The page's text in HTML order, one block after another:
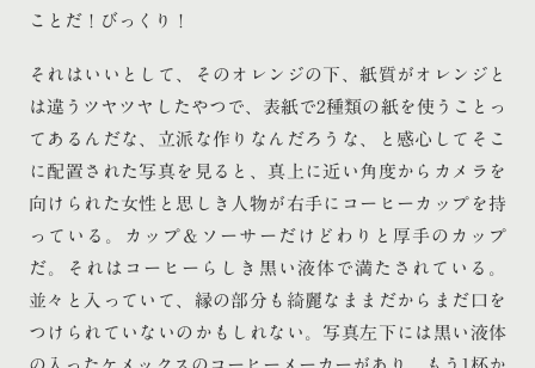
ことだ！びっくり！
それはいいとして、そのオレンジの下、紙質がオレンジと
は違うツヤツヤしたやつで、表紙で2種類の紙を使うことっ
てあるんだな、立派な作りなんだろうな、と感心してそこ
に配置された写真を見ると、真上に近い角度からカメラを
向けられた女性と思しき人物が右手にコーヒーカップを持
っている。カップ＆ソーサーだけどわりと厚手のカップ
だ。それはコーヒーらしき黒い液体で満たされている。
並々と入っていて、縁の部分も綺麗なままだからまだ口を
つけられていないのかもしれない。写真左下には黒い液体